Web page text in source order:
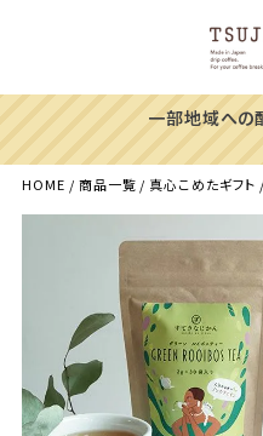
【
HOME 商品一覧 真心こめたギフト